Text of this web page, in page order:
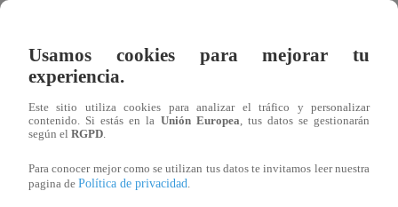
Usamos cookies para mejorar tu
experiencia.
Este sitio utiliza cookies para analizar el tráfico y personalizar
contenido. Si estás en la Unión Europea , tus datos se gestionarán
según el RGPD
Para conocer mejor como se utilizan tus datos te invitamos leer nuestra
pagina de Política de privacidad